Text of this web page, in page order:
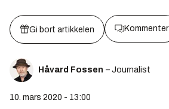
Gi bort artikkelen Kommenter
Håvard Fossen – Journalist
10. mars 2020 - 13:00